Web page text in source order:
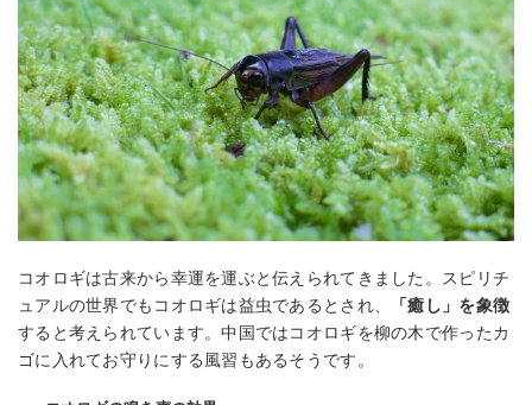
コオロギは古来から幸運を運ぶと伝えられてきました。スピリチ
ュアルの世界でもコオロギは益虫であるとされ、
「癒し」を象徴
すると考えられています。中国ではコオロギを柳の木で作ったカ
ゴに入れてお守りにする風習もあるそうです。